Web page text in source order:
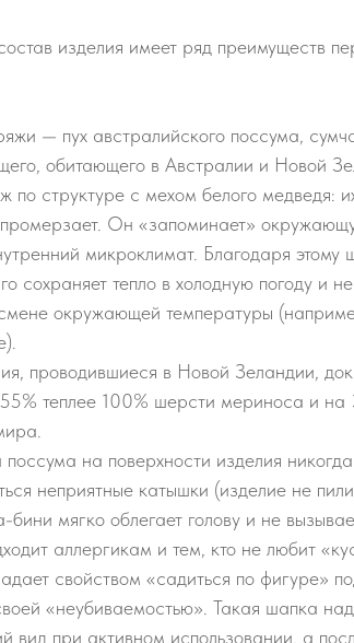
изделия имеет ряд преимуществ
— пух австралийского поссума,
обитающего в Австралии и Новой
по структуре с мехом белого медведя:
Он «запоминает»
микроклимат. Благодаря этому
сохраняет тепло в холодную погоду и
окружающей температуры
проводившиеся в Новой Зеландии,
теплее 100% шерсти мериноса и на
поссума на поверхности изделия
неприятные катышки (изделие не
мягко облегает голову и не
аллергикам и тем, кто не любит
свойством «садиться по фигуре»
«неубиваемостью». Такая шапка
вид при активном использовании, а